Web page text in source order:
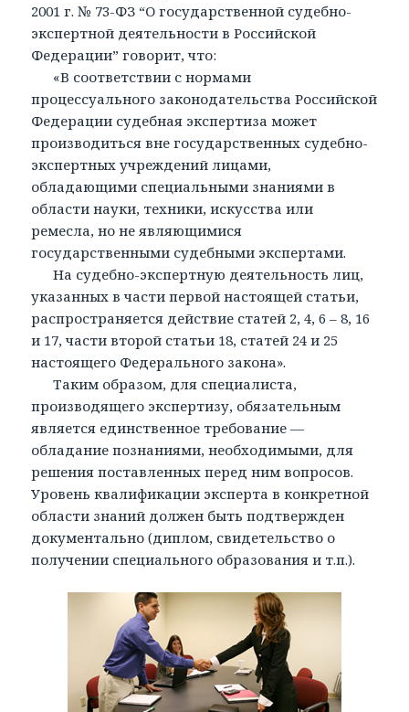
2001 г. № 73-ФЗ “О государственной судебно-
экспертной деятельности в Российской
Федерации” говорит, что:
«В соответствии с нормами
процессуального законодательства Российской
Федерации судебная экспертиза может
производиться вне государственных судебно-
экспертных учреждений лицами,
обладающими специальными знаниями в
области науки, техники, искусства или
ремесла, но не являющимися
государственными судебными экспертами.
На судебно-экспертную деятельность лиц,
указанных в части первой настоящей статьи,
распространяется действие статей 2, 4, 6 – 8, 16
и 17, части второй статьи 18, статей 24 и 25
настоящего Федерального закона».
Таким образом, для специалиста,
производящего экспертизу, обязательным
является единственное требование —
обладание познаниями, необходимыми, для
решения поставленных перед ним вопросов.
Уровень квалификации эксперта в конкретной
области знаний должен быть подтвержден
документально (диплом, свидетельство о
получении специального образования и т.п.).